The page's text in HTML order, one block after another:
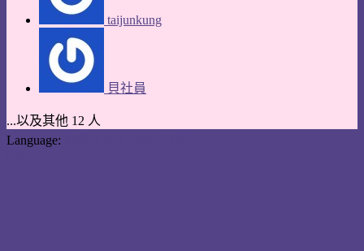
taijunkung
貝社員
...以及其他 12 人
Language: